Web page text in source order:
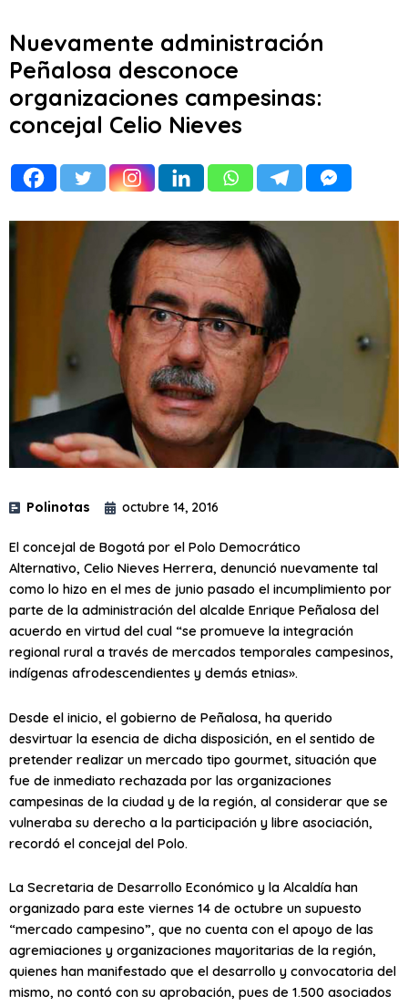
Nuevamente administración
Peñalosa desconoce
organizaciones campesinas:
concejal Celio Nieves
Polinotas octubre 14, 2016
El concejal de Bogotá por el Polo Democrático
Alternativo, Celio Nieves Herrera, denunció nuevamente tal
como lo hizo en el mes de junio pasado el incumplimiento por
parte de la administración del alcalde Enrique Peñalosa del
acuerdo en virtud del cual “se promueve la integración
regional rural a través de mercados temporales campesinos,
indígenas afrodescendientes y demás etnias».
Desde el inicio, el gobierno de Peñalosa, ha querido
desvirtuar la esencia de dicha disposición, en el sentido de
pretender realizar un mercado tipo gourmet, situación que
fue de inmediato rechazada por las organizaciones
campesinas de la ciudad y de la región, al considerar que se
vulneraba su derecho a la participación y libre asociación,
recordó el concejal del Polo.
La Secretaria de Desarrollo Económico y la Alcaldía han
organizado para este viernes 14 de octubre un supuesto
“mercado campesino”, que no cuenta con el apoyo de las
agremiaciones y organizaciones mayoritarias de la región,
quienes han manifestado que el desarrollo y convocatoria del
mismo, no contó con su aprobación, pues de 1.500 asociados